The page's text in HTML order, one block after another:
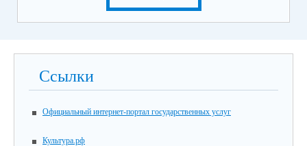
Ссылки
Официальный интернет-портал государственных услуг
Культура.рф